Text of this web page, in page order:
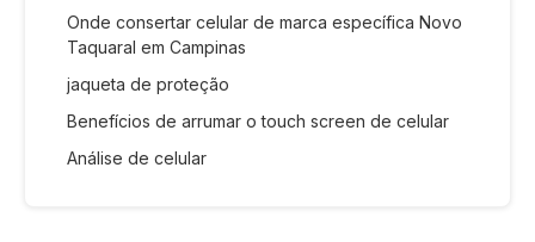
Onde consertar celular de marca específica Novo
Taquaral em Campinas
jaqueta de proteção
Benefícios de arrumar o touch screen de celular
Análise de celular